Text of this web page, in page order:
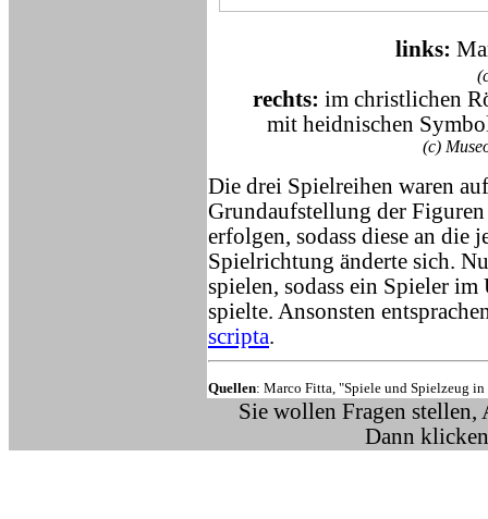
links:
rechts: im christlichen
mit heidnischen
(c)
Die drei Spielreihen waren
Grundaufstellung der
erfolgen, sodass diese an die
Spielrichtung änderte sich.
spielen, sodass ein Spieler
spielte. Ansonsten
scripta.
Quellen: Marco Fitta, "Spiele und Spielzeug
Sie wollen Fragen stellen,
Dann